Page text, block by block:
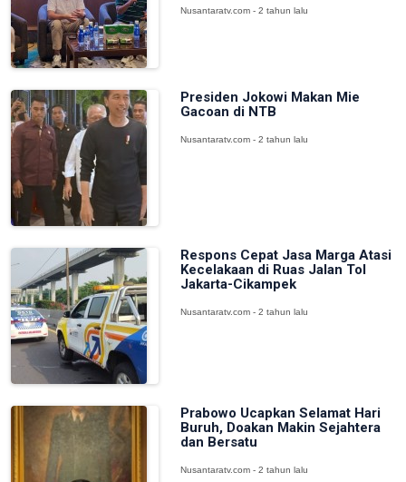
Nusantaratv.com - 2 tahun lalu
Presiden Jokowi Makan Mie
Gacoan di NTB
Nusantaratv.com - 2 tahun lalu
Respons Cepat Jasa Marga Atasi
Kecelakaan di Ruas Jalan Tol
Jakarta-Cikampek
Nusantaratv.com - 2 tahun lalu
Prabowo Ucapkan Selamat Hari
Buruh, Doakan Makin Sejahtera
dan Bersatu
Nusantaratv.com - 2 tahun lalu